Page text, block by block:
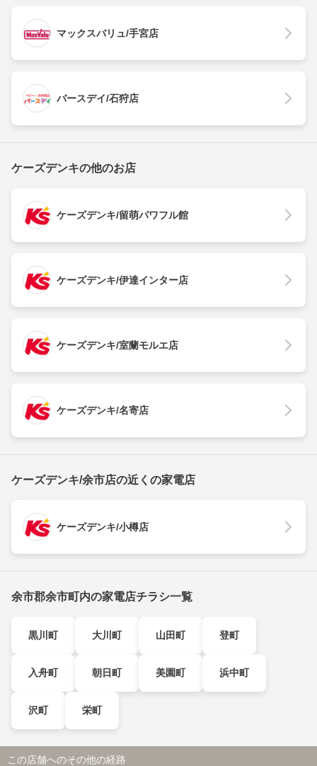
マックスバリュ/手宮店
バースデイ/石狩店
ケーズデンキの他のお店
ケーズデンキ/留萌パワフル館
ケーズデンキ/伊達インター店
ケーズデンキ/室蘭モルエ店
ケーズデンキ/名寄店
ケーズデンキ/余市店の近くの家電店
ケーズデンキ/小樽店
余市郡余市町内の家電店チラシ一覧
黒川町 大川町 山田町 登町
入舟町 朝日町 美園町 浜中町
沢町 栄町
この店舗へのその他の経路